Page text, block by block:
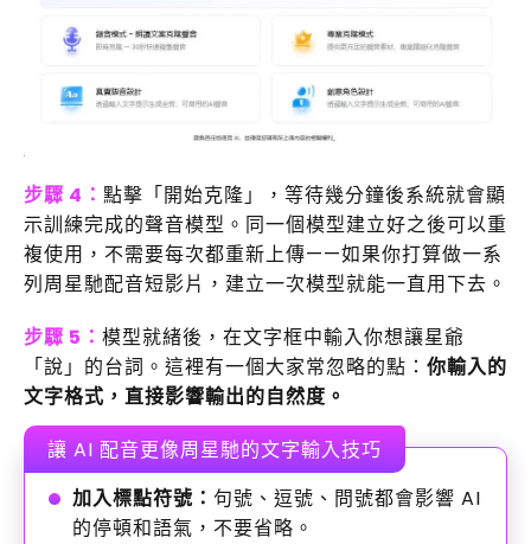
步驟 4： 點擊「開始克隆」，等待幾分鐘後系統就會顯
示訓練完成的聲音模型。同一個模型建立好之後可以重
複使用，不需要每次都重新上傳——如果你打算做一系
列周星馳配音短影片，建立一次模型就能一直用下去。
步驟 5： 模型就緒後，在文字框中輸入你想讓星爺
「說」的台詞。這裡有一個大家常忽略的點： 你輸入的
文字格式，直接影響輸出的自然度。
讓 AI 配音更像周星馳的文字輸入技巧
加入標點符號： 句號、逗號、問號都會影響 AI
的停頓和語氣，不要省略。